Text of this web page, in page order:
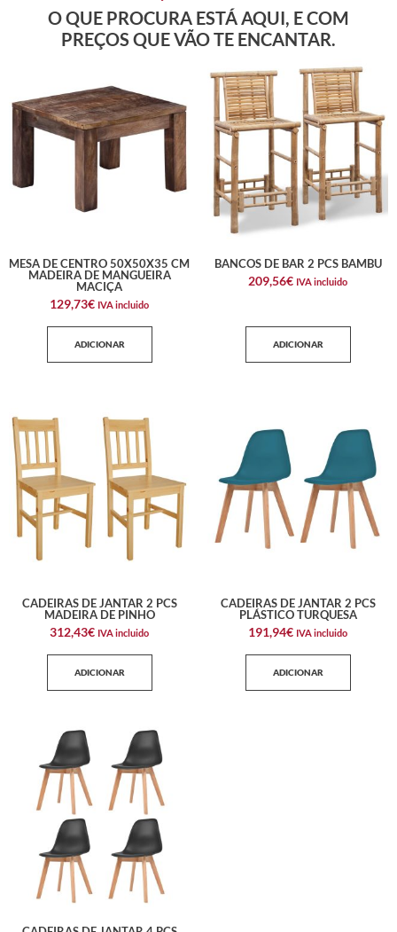
O QUE PROCURA ESTÁ AQUI, E COM
PREÇOS QUE VÃO TE ENCANTAR.
MESA DE CENTRO 50X50X35 CM
MADEIRA DE MANGUEIRA
MACIÇA
129,73€ IVA incluido
ADICIONAR
BANCOS DE BAR 2 PCS BAMBU
209,56€ IVA incluido
ADICIONAR
CADEIRAS DE JANTAR 2 PCS
MADEIRA DE PINHO
312,43€ IVA incluido
ADICIONAR
CADEIRAS DE JANTAR 2 PCS
PLÁSTICO TURQUESA
191,94€ IVA incluido
ADICIONAR